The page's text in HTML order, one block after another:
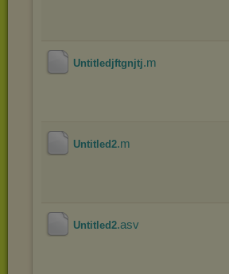
Untitledjftgnjtj.m
Untitled2.m
Untitled2.asv